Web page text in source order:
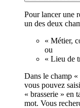
Pour lancer une
un des deux
« Métier,
ou
« Lieu de
Dans le champ
vous pouvez
« brasserie » en
mot. Vous